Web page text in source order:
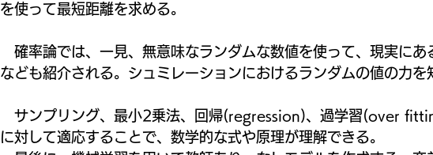
を使って最短距離を求める。
確率論では、一見、無意味なランダムな数値を使って、現実にあ
なども紹介される。シュミレーションにおけるランダムの値の力を
サンプリング、最小2乗法、回帰(regression)、過学習(over
に対して適応することで、数学的な式や原理が理解できる。